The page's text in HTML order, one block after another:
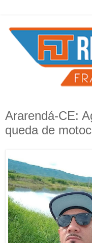
Ararendá-CE:
queda de